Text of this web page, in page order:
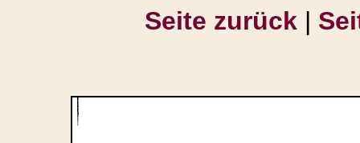
Seite zurück |